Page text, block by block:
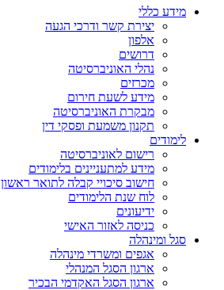
מידע כללי
יצירת קשר ודרכי הגעה
אלפון
דרושים
נהלי האוניברסיטה
מכרזים
מידע לשעת חירום
מבקרת האוניברסיטה
תקנון משמעת ופסקי דין
לימודים
רישום לאוניברסיטה
מידע למתעניינים בלימודים
חישוב סיכויי קבלה לתואר ראשון
לוח שנת הלימודים
ידיעונים
כניסה לאזור האישי
סגל ומינהלה
אגפים ומשרדי מינהלה
ארגון הסגל המנהלי
ארגון הסגל האקדמי הבכיר